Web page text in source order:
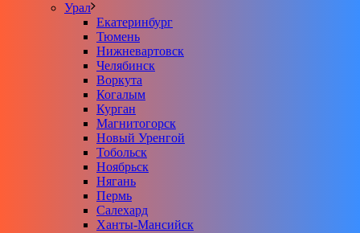
Урал
Екатеринбург
Тюмень
Нижневартовск
Челябинск
Воркута
Когалым
Курган
Магнитогорск
Новый Уренгой
Тобольск
Ноябрьск
Нягань
Пермь
Салехард
Ханты-Мансийск